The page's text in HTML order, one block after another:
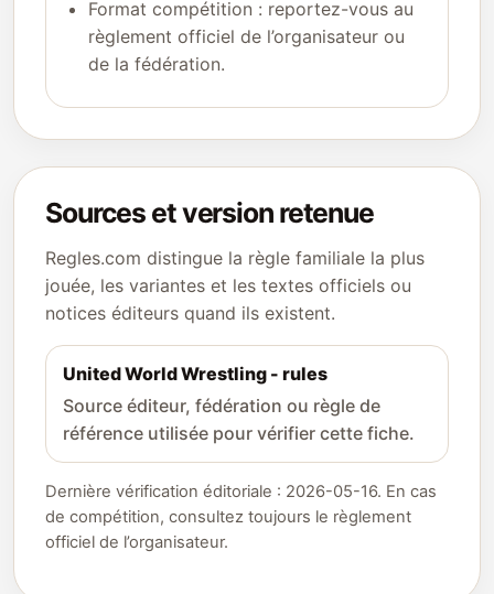
Format compétition : reportez-vous au
règlement officiel de l’organisateur ou
de la fédération.
Sources et version retenue
Regles.com distingue la règle familiale la plus
jouée, les variantes et les textes officiels ou
notices éditeurs quand ils existent.
United World Wrestling - rules
Source éditeur, fédération ou règle de
référence utilisée pour vérifier cette fiche.
Dernière vérification éditoriale : 2026-05-16. En cas
de compétition, consultez toujours le règlement
officiel de l’organisateur.